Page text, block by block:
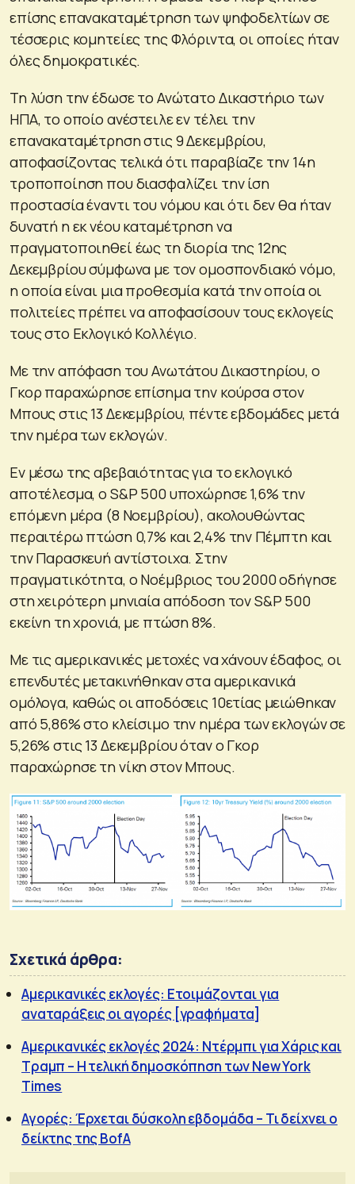
επίσης επανακαταμέτρηση των ψηφοδελτίων σε
τέσσερις κομητείες της Φλόριντα, οι οποίες ήταν
όλες δημοκρατικές.
Τη λύση την έδωσε το Ανώτατο Δικαστήριο των
ΗΠΑ, το οποίο ανέστειλε εν τέλει την
επανακαταμέτρηση στις 9 Δεκεμβρίου,
αποφασίζοντας τελικά ότι παραβίαζε την 14η
τροποποίηση που διασφαλίζει την ίση
προστασία έναντι του νόμου και ότι δεν θα ήταν
δυνατή η εκ νέου καταμέτρηση να
πραγματοποιηθεί έως τη διορία της 12ης
Δεκεμβρίου σύμφωνα με τον ομοσπονδιακό νόμο,
η οποία είναι μια προθεσμία κατά την οποία οι
πολιτείες πρέπει να αποφασίσουν τους εκλογείς
τους στο Εκλογικό Κολλέγιο.
Με την απόφαση του Ανωτάτου Δικαστηρίου, ο
Γκορ παραχώρησε επίσημα την κούρσα στον
Μπους στις 13 Δεκεμβρίου, πέντε εβδομάδες μετά
την ημέρα των εκλογών.
Εν μέσω της αβεβαιότητας για το εκλογικό
αποτέλεσμα, ο S&P 500 υποχώρησε 1,6% την
επόμενη μέρα (8 Νοεμβρίου), ακολουθώντας
περαιτέρω πτώση 0,7% και 2,4% την Πέμπτη και
την Παρασκευή αντίστοιχα. Στην
πραγματικότητα, ο Νοέμβριος του 2000 οδήγησε
στη χειρότερη μηνιαία απόδοση τον S&P 500
εκείνη τη χρονιά, με πτώση 8%.
Με τις αμερικανικές μετοχές να χάνουν έδαφος, οι
επενδυτές μετακινήθηκαν στα αμερικανικά
ομόλογα, καθώς οι αποδόσεις 10ετίας μειώθηκαν
από 5,86% στο κλείσιμο την ημέρα των εκλογών σε
5,26% στις 13 Δεκεμβρίου όταν ο Γκορ
παραχώρησε τη νίκη στον Μπους.
Σχετικά άρθρα:
Αμερικανικές εκλογές: Ετοιμάζονται για
αναταράξεις οι αγορές [γραφήματα]
Αμερικανικές εκλογές 2024: Ντέρμπι για Χάρις και
Τραμπ – Η τελική δημοσκόπηση των New York
Times
Αγορές: Έρχεται δύσκολη εβδομάδα – Τι δείχνει ο
δείκτης της BofA